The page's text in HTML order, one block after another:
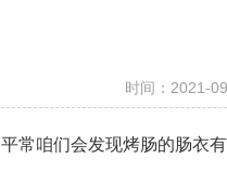
时间：2021-
平常咱们会发现烤肠的肠衣